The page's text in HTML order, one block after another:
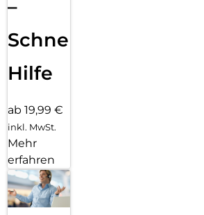
–
Schnelle
Hilfe
ab 19,99 €
inkl. MwSt.
Mehr
erfahren